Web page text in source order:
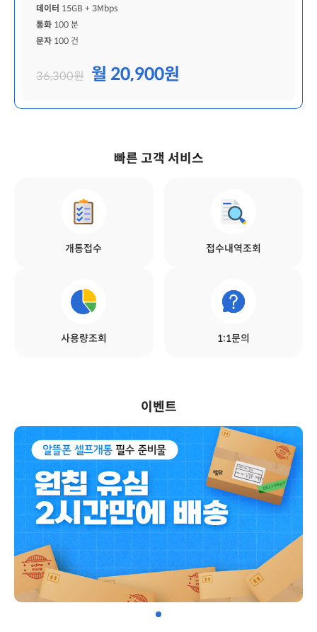
데이터 15GB + 3Mbps
통화 100 분
문자 100 건
36,300원 월 20,900원
빠른 고객 서비스
개통접수 접수내역조회
사용량조회 1:1문의
이벤트